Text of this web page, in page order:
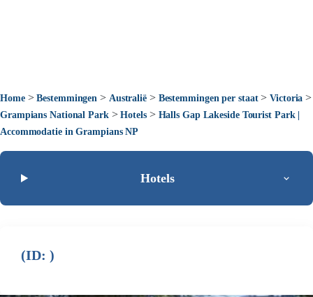
Home>Bestemmingen > Australië> Bestemmingen per staat>Victoria >
Grampians National Park>Hotels> Halls Gap Lakeside Tourist Park |
Accommodatie in Grampians NP
Hotels
(ID: )